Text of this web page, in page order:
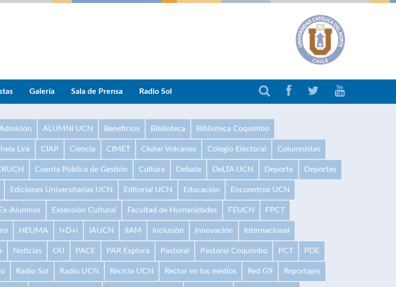
Galería Sala de Prensa Radio Sol
ALUMNI UCN Beneficios Biblioteca Biblioteca Coquimbo
Lira CIAP Ciencia CIMET Ckelar Volcanes Colegio Electoral Columnistas
Cuenta Pública de Gestión Cultura Debate DeLTA UCN Deporte Deportes
Ediciones Universitarias UCN Editorial UCN Educación Encuentros UCN
Ex-Alumnos Extensión Cultural Facultad de Humanidades FEUCN FPCT
HEUMA I+D+i IAUCN IIAM Inclusión Innovación Internacional
Noticias OIJ PACE PAR Explora Pastoral Pastoral Coquimbo PCT PDE
Radio Sol Radio UCN Recicla UCN Rector en los medios Red G9 Reportajes